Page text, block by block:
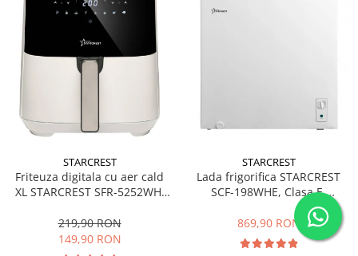
STARCREST
Friteuza digitala cu aer cald
XL STARCREST SFR-5252WH,
200 °C, 8 programe
predefinite, Alb
219,90 RON
149,90 RON
STARCREST
Lada frigorifica STARCREST
SCF-198WHE, Clasa E,
Capacitate 198L, Sistem
convertibil - functie frigider,
Termostat reglabil, Alb
869,90 RON